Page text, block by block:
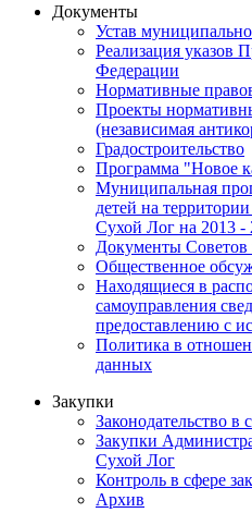
Документы
Устав
Реализация указов
Федерации
Нормативные
Проекты
(независимая
Градостроительство
Программа "Новое
Муниципальная
детей на
Сухой Лог на 2013 -
Документы
Общественное
Находящиеся в
самоуправления
предоставлению с
Политика в
данных
Закупки
Законодательство в
Закупки
Сухой Лог
Контроль в сфере
Архив